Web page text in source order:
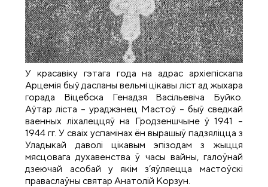
У красавіку гэтага года на адрас архіепіскапа
Арцемія быў дасланы вельмі цікавы ліст ад жыхара
горада Віцебска Генадзя Васільевіча Буйко.
Аўтар ліста – ураджэнец Мастоў – быў сведкай
ваенных ліхалеццяў на Гродзеншчыне ў 1941 –
1944 гг. У сваіх успамінах ён вырашыў падзяліцца з
Уладыкай даволі цікавым эпізодам з жыцця
мясцовага духавенства ў часы вайны, галоўнай
дзеючай асобай у якім з’яўляецца мастоўскі
праваслаўны святар Анатолій Корзун.